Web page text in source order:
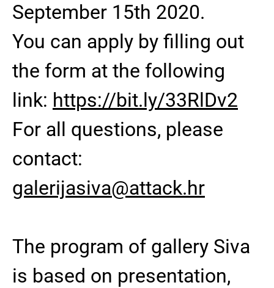
September 15th 2020.
You can apply by filling out
the form at the following
link: https://bit.ly/33RlDv2
For all questions, please
contact:
galerijasiva@attack.hr
The program of gallery Siva
is based on presentation,